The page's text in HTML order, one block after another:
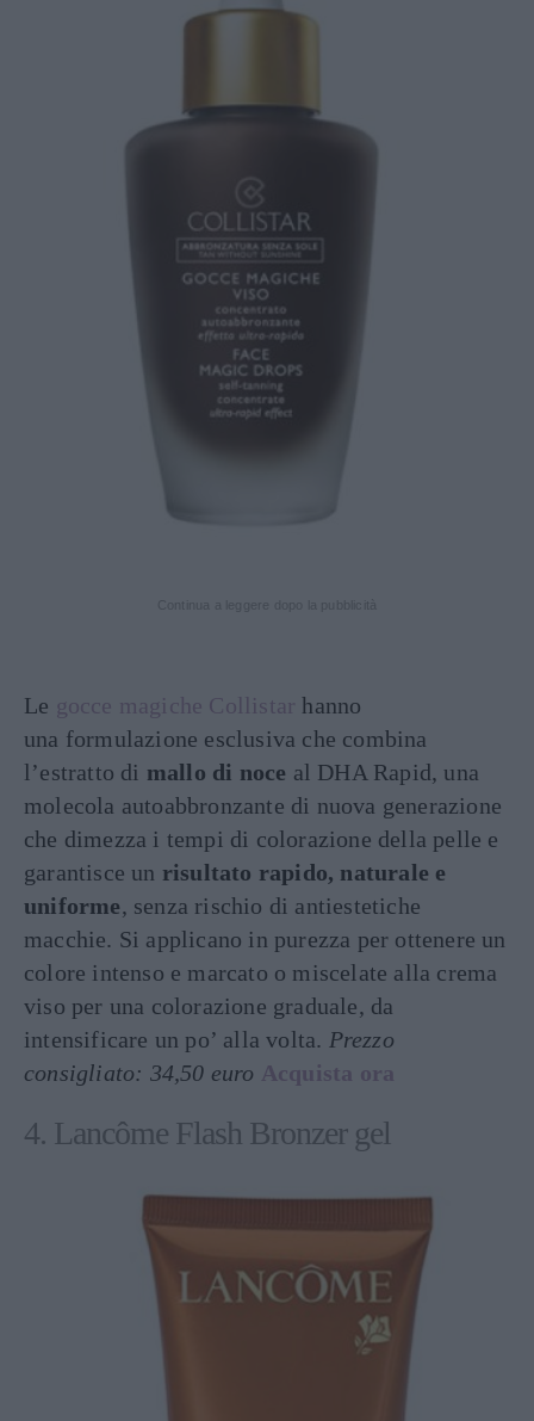
Le gocce magiche Collistar hanno
una formulazione esclusiva che combina
l’estratto di mallo di noce al DHA Rapid, una
molecola autoabbronzante di nuova generazione
che dimezza i tempi di colorazione della pelle e
garantisce un risultato rapido, naturale e
uniforme, senza rischio di antiestetiche
macchie. Si applicano in purezza per ottenere un
colore intenso e marcato o miscelate alla crema
viso per una colorazione graduale, da
intensificare un po’ alla volta. Prezzo
consigliato: 34,50 euro Acquista ora
4. Lancôme Flash Bronzer gel